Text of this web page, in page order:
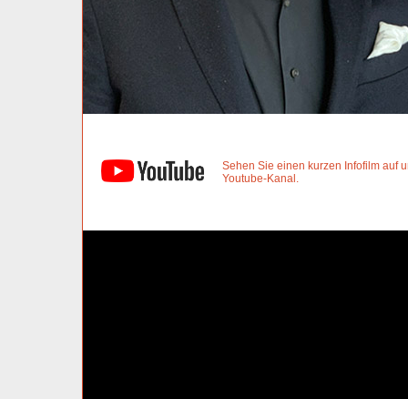
Sehen Sie einen kurzen Infofilm auf
Youtube-Kanal.